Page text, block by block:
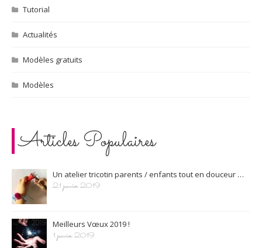
Tutorial
Actualités
Modèles gratuits
Modèles
Articles Populaires
Un atelier tricotin parents / enfants tout en douceur …
21 janvier 2019
Meilleurs Vœux 2019 !
1 janvier 2019